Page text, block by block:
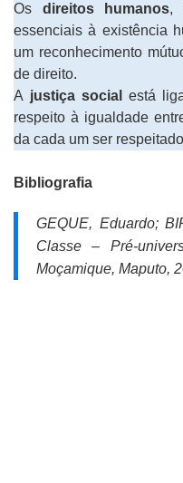
Os direitos humanos,
essenciais à existência
um reconhecimento
de direito.
A justiça social
está
respeito à igualdade
da cada um ser
Bibliografia
GEQUE, Eduardo;
Classe – Pré-
Moçamique, Maputo,